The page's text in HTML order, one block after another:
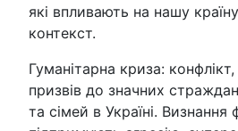
які впливають на нашу
контекст.
Гуманітарна криза:
призвів до значних
та сімей в Україні. Визнання